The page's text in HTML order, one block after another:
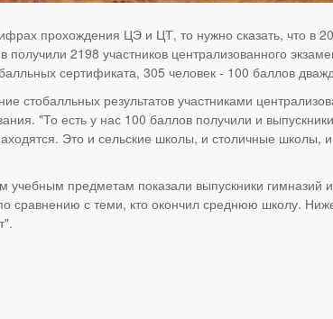
прохождения ЦЭ и ЦТ, то нужно сказать, что в
получили 2198 участников централизованного
сертификата, 305 человек - 100 баллов
стобалльных результатов участниками
"То есть у нас 100 баллов получили и
Это и сельские школы, и столичные школы,
учебным предметам показали выпускники
сравнению с теми, кто окончил среднюю школу.